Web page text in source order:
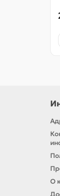
О